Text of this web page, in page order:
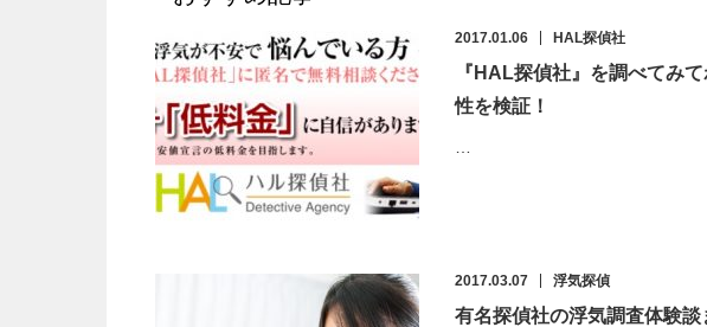
2017.01.06 HAL探偵社
『HAL探偵社』を調べてみ
性を検証！
2017.03.07 浮気探偵
有名探偵社の浮気調査体験